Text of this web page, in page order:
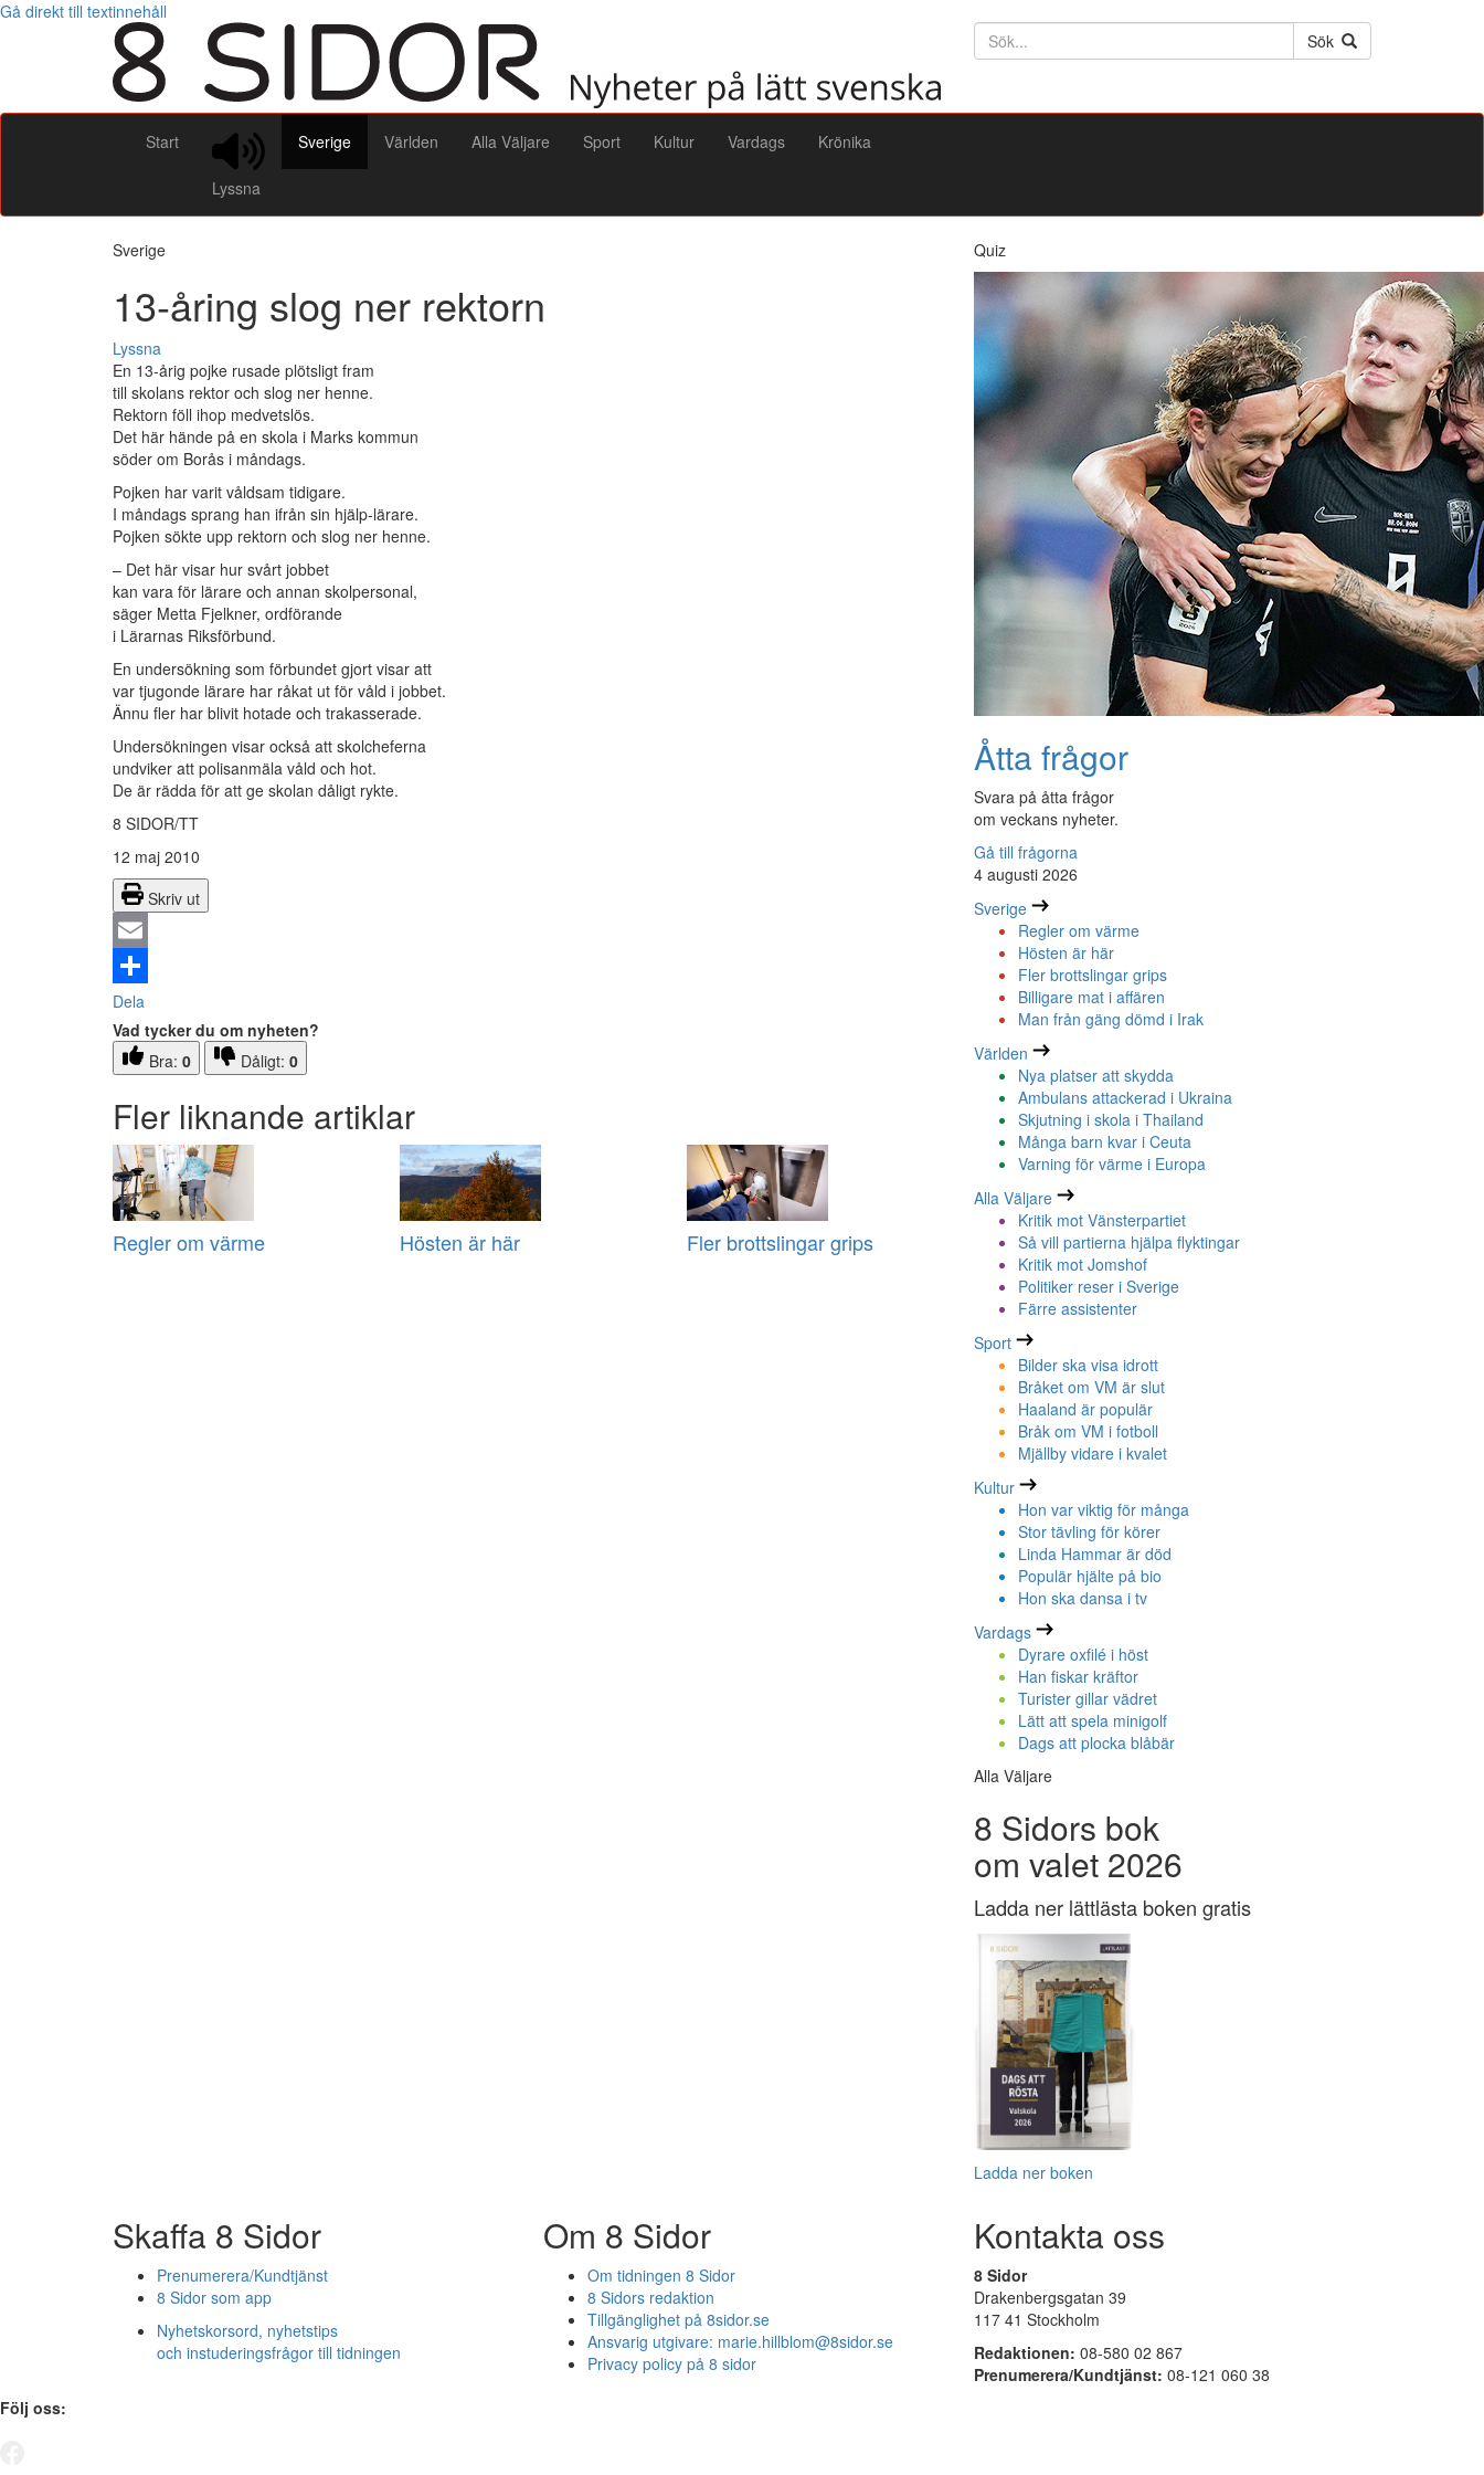
Gå direkt till textinnehåll
Söktext
Sök
Start
Lyssna
Sverige Världen Alla Väljare Sport Kultur Vardags Krönika
Sverige
13-åring slog ner rektorn
Lyssna
En 13-årig pojke rusade plötsligt fram
till skolans rektor och slog ner henne.
Rektorn föll ihop medvetslös.
Det här hände på en skola i Marks kommun
söder om Borås i måndags.
Pojken har varit våldsam tidigare.
I måndags sprang han ifrån sin hjälp-lärare.
Pojken sökte upp rektorn och slog ner henne.
– Det här visar hur svårt jobbet
kan vara för lärare och annan skolpersonal,
säger Metta Fjelkner, ordförande
i Lärarnas Riksförbund.
En undersökning som förbundet gjort visar att
var tjugonde lärare har råkat ut för våld i jobbet.
Ännu fler har blivit hotade och trakasserade.
Undersökningen visar också att skolcheferna
undviker att polisanmäla våld och hot.
De är rädda för att ge skolan dåligt rykte.
8 SIDOR/TT
12 maj 2010
Skriv ut
Email
Dela
Vad tycker du om nyheten?
Bra: 0 Dåligt: 0
Fler liknande artiklar
Regler om värme Hösten är här Fler brottslingar grips
Quiz
Åtta frågor
Svara på åtta frågor
om veckans nyheter.
Gå till frågorna
4 augusti 2026
Sverige
Regler om värme
Hösten är här
Fler brottslingar grips
Billigare mat i affären
Man från gäng dömd i Irak
Världen
Nya platser att skydda
Ambulans attackerad i Ukraina
Skjutning i skola i Thailand
Många barn kvar i Ceuta
Varning för värme i Europa
Alla Väljare
Kritik mot Vänsterpartiet
Så vill partierna hjälpa flyktingar
Kritik mot Jomshof
Politiker reser i Sverige
Färre assistenter
Sport
Bilder ska visa idrott
Bråket om VM är slut
Haaland är populär
Bråk om VM i fotboll
Mjällby vidare i kvalet
Kultur
Hon var viktig för många
Stor tävling för körer
Linda Hammar är död
Populär hjälte på bio
Hon ska dansa i tv
Vardags
Dyrare oxfilé i höst
Han fiskar kräftor
Turister gillar vädret
Lätt att spela minigolf
Dags att plocka blåbär
Alla Väljare
8 Sidors bok
om valet 2026
Ladda ner lättlästa boken gratis
Ladda ner boken
Skaffa 8 Sidor
Prenumerera/Kundtjänst
8 Sidor som app
Nyhetskorsord, nyhetstips
och instuderingsfrågor till tidningen
Om 8 Sidor
Om tidningen 8 Sidor
8 Sidors redaktion
Tillgänglighet på 8sidor.se
Ansvarig utgivare: marie.hillblom@8sidor.se
Privacy policy på 8 sidor
Kontakta oss
8 Sidor
Drakenbergsgatan 39
117 41 Stockholm
Redaktionen: 08-580 02 867
Prenumerera/Kundtjänst: 08-121 060 38
Följ oss: